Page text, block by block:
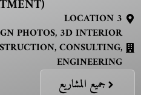
LOCATION 3
PHOTOS, 3D INTERIOR
,CONSULTING,
ENGINEERING
جميع المشاريع